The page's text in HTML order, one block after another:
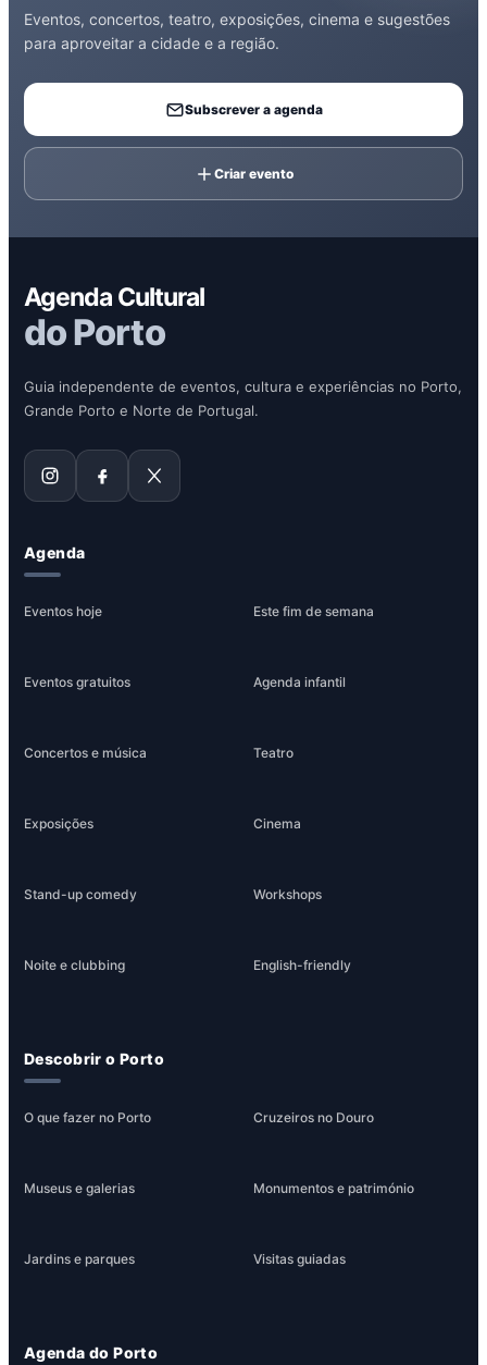
Eventos, concertos, teatro, exposições, cinema e sugestões
para aproveitar a cidade e a região.
Subscrever a agenda
Criar evento
Agenda Cultural
do Porto
Guia independente de eventos, cultura e experiências no Porto,
Grande Porto e Norte de Portugal.
Agenda
Eventos hoje Este fim de semana
Eventos gratuitos Agenda infantil
Concertos e música Teatro
Exposições Cinema
Stand-up comedy Workshops
Noite e clubbing English-friendly
Descobrir o Porto
O que fazer no Porto Cruzeiros no Douro
Museus e galerias Monumentos e património
Jardins e parques Visitas guiadas
Agenda do Porto